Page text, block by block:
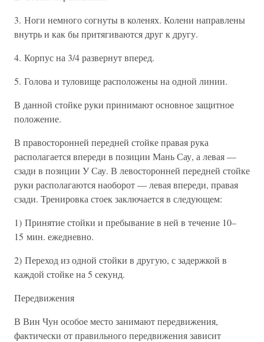
3. Ноги немного согнуты в коленях. Колени направлены
внутрь и как бы притягиваются друг к другу.
4. Корпус на 3/4 развернут вперед.
5. Голова и туловище расположены на одной линии.
В данной стойке руки принимают основное защитное
положение.
В правосторонней передней стойке правая рука
располагается впереди в позиции Мань Сау, а левая —
сзади в позиции У Сау. В левосторонней передней стойке
руки располагаются наоборот — левая впереди, правая
сзади. Тренировка стоек заключается в следующем:
1) Принятие стойки и пребывание в ней в течение 10–
15 мин. ежедневно.
2) Переход из одной стойки в другую, с задержкой в
каждой стойке на 5 секунд.
Передвижения
В Вин Чун особое место занимают передвижения,
фактически от правильного передвижения зависит